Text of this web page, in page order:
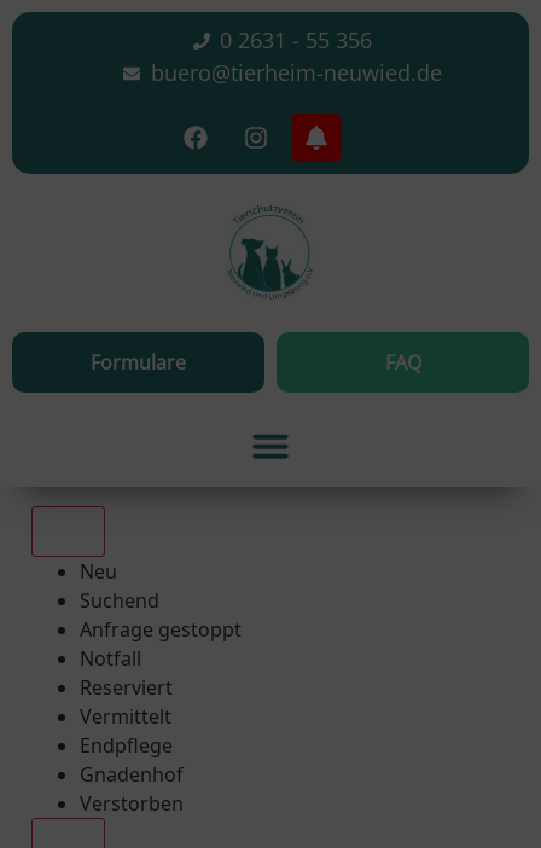
0 2631 - 55 356
buero@tierheim-neuwied.de
Formulare FAQ
Neu
Suchend
Anfrage gestoppt
Notfall
Reserviert
Vermittelt
Endpflege
Gnadenhof
Verstorben